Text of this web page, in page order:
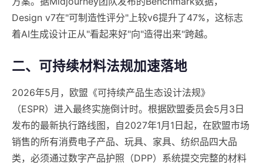
Design v7在"可制造性评分"上较v6提升了47%，这标志
着AI生成设计正从"看起来好"向"造得出来"跨越。
二、可持续材料法规加速落地
2026年5月，欧盟《可持续产品生态设计法规》
（ESPR）进入最终实施倒计时。根据欧盟委员会5月3日
发布的最新执行路线图，自2027年1月1日起，在欧盟市场
销售的所有消费电子产品、玩具、家具、纺织品四大品
类，必须通过数字产品护照（DPP）系统提交完整的材料